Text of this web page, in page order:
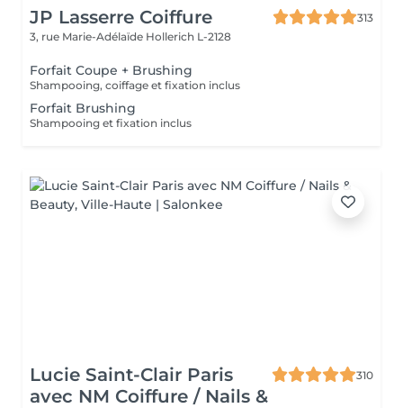
JP Lasserre Coiffure
313
3, rue Marie-Adélaïde Hollerich L-2128
Forfait Coupe + Brushing
Shampooing, coiffage et fixation inclus
Forfait Brushing
Shampooing et fixation inclus
Lucie Saint-Clair Paris
avec NM Coiffure / Nails &
310